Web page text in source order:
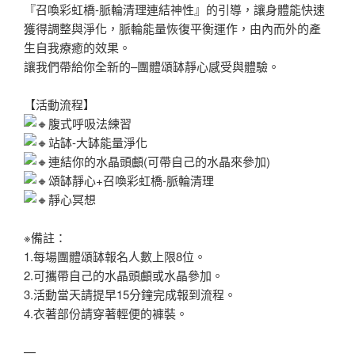
『召喚彩虹橋-脈輪清理連結神性』的引導，讓身體能快速
獲得調整與淨化，脈輪能量恢復平衡運作，由內而外的產
生自我療癒的效果。
讓我們帶給你全新的–團體頌缽靜心感受與體驗。
【活動流程】
腹式呼吸法練習
站缽-大缽能量淨化
連結你的水晶頭顱(可帶自己的水晶來參加)
頌缽靜心+召喚彩虹橋-脈輪清理
靜心冥想
※備註：
1.每場團體頌缽報名人數上限8位。
2.可攜帶自己的水晶頭顱或水晶參加。
3.活動當天請提早15分鐘完成報到流程。
4.衣著部份請穿著輕便的褲裝。
—